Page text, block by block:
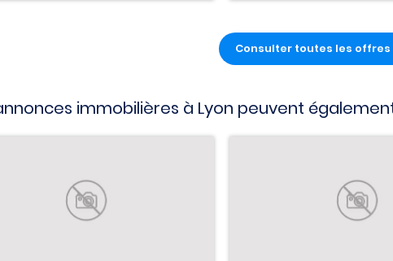
Consulter toutes les offres
immobilières à Lyon peuvent